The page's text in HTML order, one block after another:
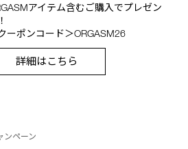
アイテム含むご購入でプレゼン
ーポンコード＞ORGASM26
詳細はこちら
ンペーン